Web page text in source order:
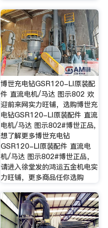
博世充电钻GSR120-LI原装配
件 直流电机/马达 图示802 欢
迎前来网实力旺铺，选购博世充
电钻GSR120-LI原装配件 直流
电机/马达 图示802#博世正品,
想了解更多博世充电钻
GSR120-LI原装配件 直流电
机/马达 图示802#博世正品，
请进入徐堂发的鸿运五金机电实
力旺铺，更多商品任你选购